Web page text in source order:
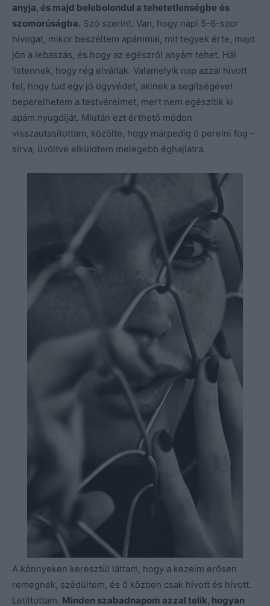
anyja, és majd belebolondul a tehetetlenségbe és
szomorúságba. Szó szerint. Van, hogy napi 5-6-szor
hívogat, mikor beszéltem apámmal, mit tegyek érte, majd
jön a lebaszás, és hogy az egészről anyám tehet. Hál
’istennek, hogy rég elváltak. Valamelyik nap azzal hívott
fel, hogy tud egy jó ügyvédet, akinek a segítségével
beperelhetem a testvéreimet, mert nem egészítik ki
apám nyugdíját. Miután ezt érthető módon
visszautasítottam, közölte, hogy márpedig ő perelni fog –
sírva, üvöltve elküldtem melegebb éghajlatra.
A könnyeken keresztül láttam, hogy a kezeim erősen
remegnek, szédültem, és ő közben csak hívott és hívott.
Letiltottam. Minden szabadnapom azzal telik, hogyan